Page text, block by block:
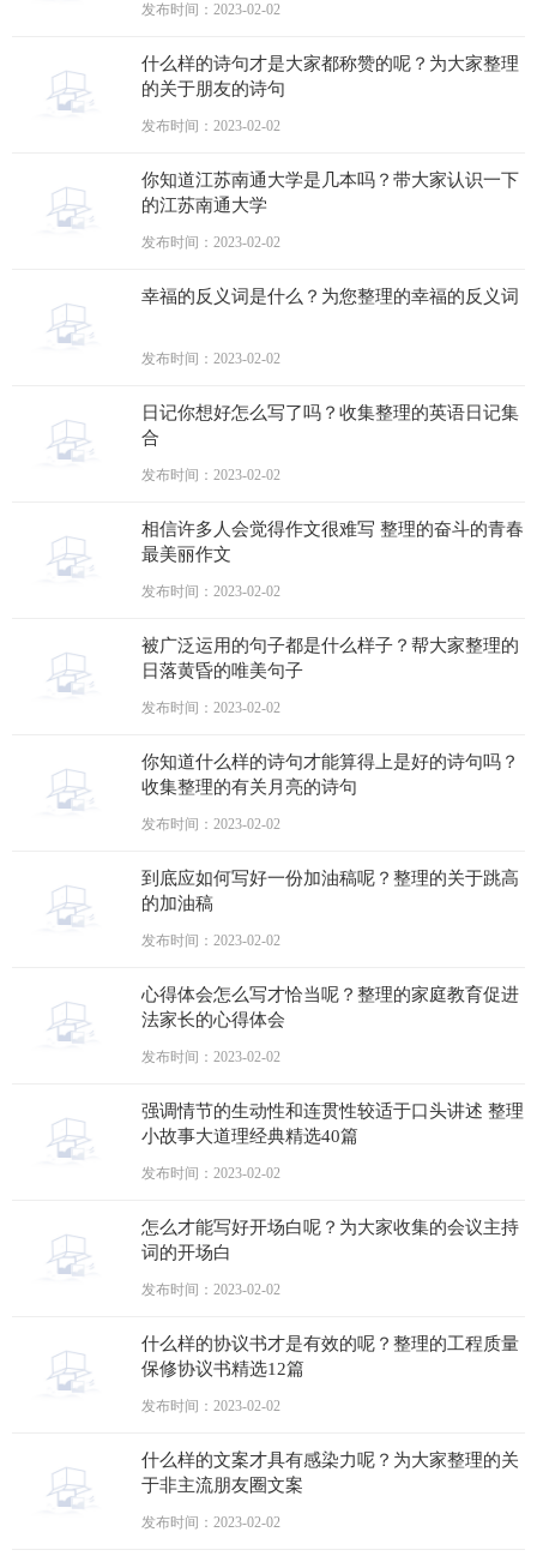
发布时间：2023-02-02
什么样的诗句才是大家都称赞的呢？为大家整理
的关于朋友的诗句
发布时间：2023-02-02
你知道江苏南通大学是几本吗？带大家认识一下
的江苏南通大学
发布时间：2023-02-02
幸福的反义词是什么？为您整理的幸福的反义词
发布时间：2023-02-02
日记你想好怎么写了吗？收集整理的英语日记集
合
发布时间：2023-02-02
相信许多人会觉得作文很难写 整理的奋斗的青春
最美丽作文
发布时间：2023-02-02
被广泛运用的句子都是什么样子？帮大家整理的
日落黄昏的唯美句子
发布时间：2023-02-02
你知道什么样的诗句才能算得上是好的诗句吗？
收集整理的有关月亮的诗句
发布时间：2023-02-02
到底应如何写好一份加油稿呢？整理的关于跳高
的加油稿
发布时间：2023-02-02
心得体会怎么写才恰当呢？整理的家庭教育促进
法家长的心得体会
发布时间：2023-02-02
强调情节的生动性和连贯性较适于口头讲述 整理
小故事大道理经典精选40篇
发布时间：2023-02-02
怎么才能写好开场白呢？为大家收集的会议主持
词的开场白
发布时间：2023-02-02
什么样的协议书才是有效的呢？整理的工程质量
保修协议书精选12篇
发布时间：2023-02-02
什么样的文案才具有感染力呢？为大家整理的关
于非主流朋友圈文案
发布时间：2023-02-02